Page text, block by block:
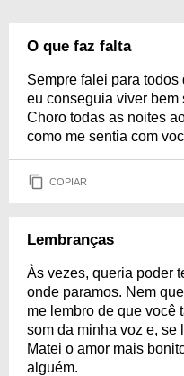
O que faz falta
Sempre falei para
eu conseguia viver bem
Choro todas as noites
como me sentia com
COPIAR
Lembranças
Às vezes, queria poder
onde paramos. Nem
me lembro de que você
som da minha voz e, se
Matei o amor mais
alguém.